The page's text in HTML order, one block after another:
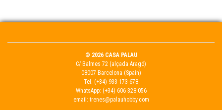
© 2026 CASA PALAU
C/ Balmes 72 (alçada Aragó)
08007 Barcelona (Spain)
Tel. (+34) 933 173 678
WhatsApp: (+34) 606 328 056
email: trenes@palauhobby.com